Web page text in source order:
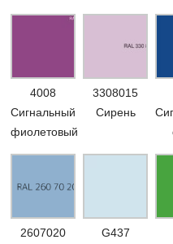
4008
Сигнальный
фиолетовый
3308015
Сирень
2607020
G437